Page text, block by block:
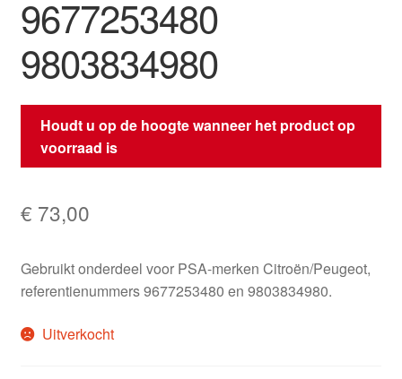
9677253480
9803834980
Houdt u op de hoogte wanneer het product op
voorraad is
€ 73,00
Gebruikt onderdeel voor PSA-merken Citroën/Peugeot,
referentienummers 9677253480 en 9803834980.
Uitverkocht